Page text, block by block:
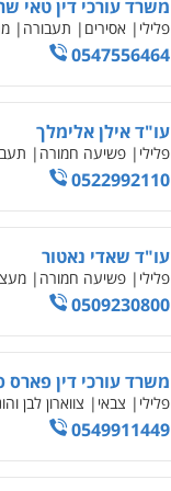
עו"ד יאיר בן סימון
פלילי תעבורה אזרחי
עו"ד נס בן נתן
פלילי כלכלי פשיעה חמורה
עו"ד משה פלמור
פלילי כלכלי צווארון לבן
אסירים
0549732303
סלימאן אבו שעירה –
פלילי בטחוני צבאי